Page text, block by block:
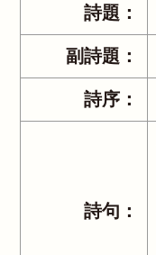
詩題：
副詩題：
詩序：
詩句：